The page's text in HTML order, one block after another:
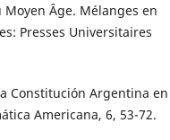
Âge. Mélanges en
Presses Universitaires
Constitución Argentina en
Americana, 6, 53-72.